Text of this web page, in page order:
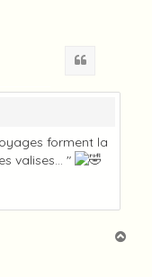
forment la
valises... "